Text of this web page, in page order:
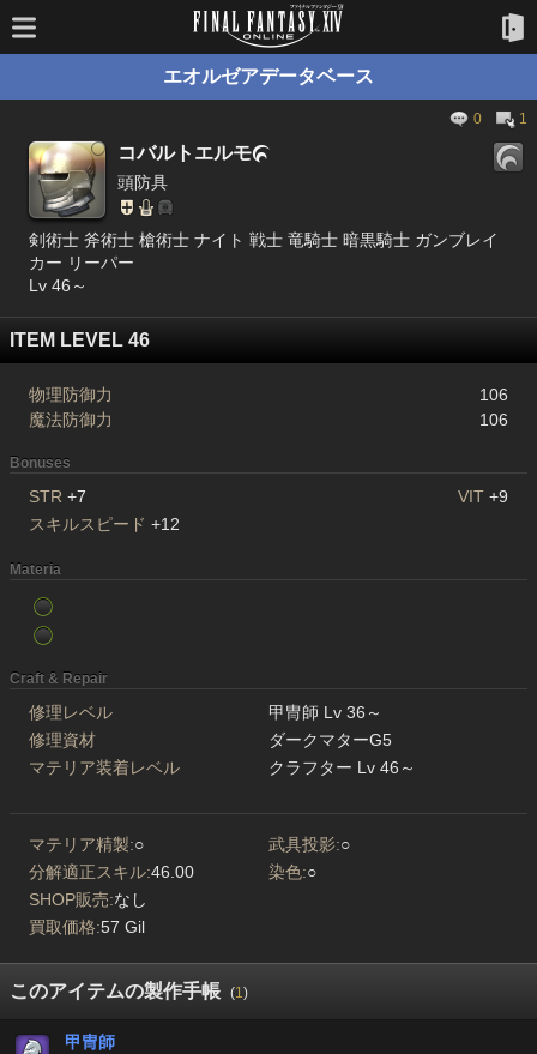
エオルゼアデータベース
0 1
コバルトエルモ
頭防具
剣術士 斧術士 槍術士 ナイト 戦士 竜騎士 暗黒騎士 ガンブレイ
カー リーパー
Lv 46～
ITEM LEVEL 46
物理防御力
106
魔法防御力
106
Bonuses
STR +7 VIT +9
スキルスピード +12
Materia
Craft & Repair
修理レベル
甲冑師 Lv 36～
修理資材
ダークマターG5
マテリア装着レベル
クラフター Lv 46～
マテリア精製:○ 武具投影:○
分解適正スキル:46.00 染色:○
SHOP販売:なし
買取価格:57 Gil
このアイテムの製作手帳 (1)
甲冑師